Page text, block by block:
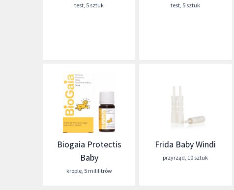
test, 5 sztuk test, 5 sztuk
Biogaia Protectis
Baby
krople, 5 mililitrów
Frida Baby Windi
przyrząd, 10 sztuk